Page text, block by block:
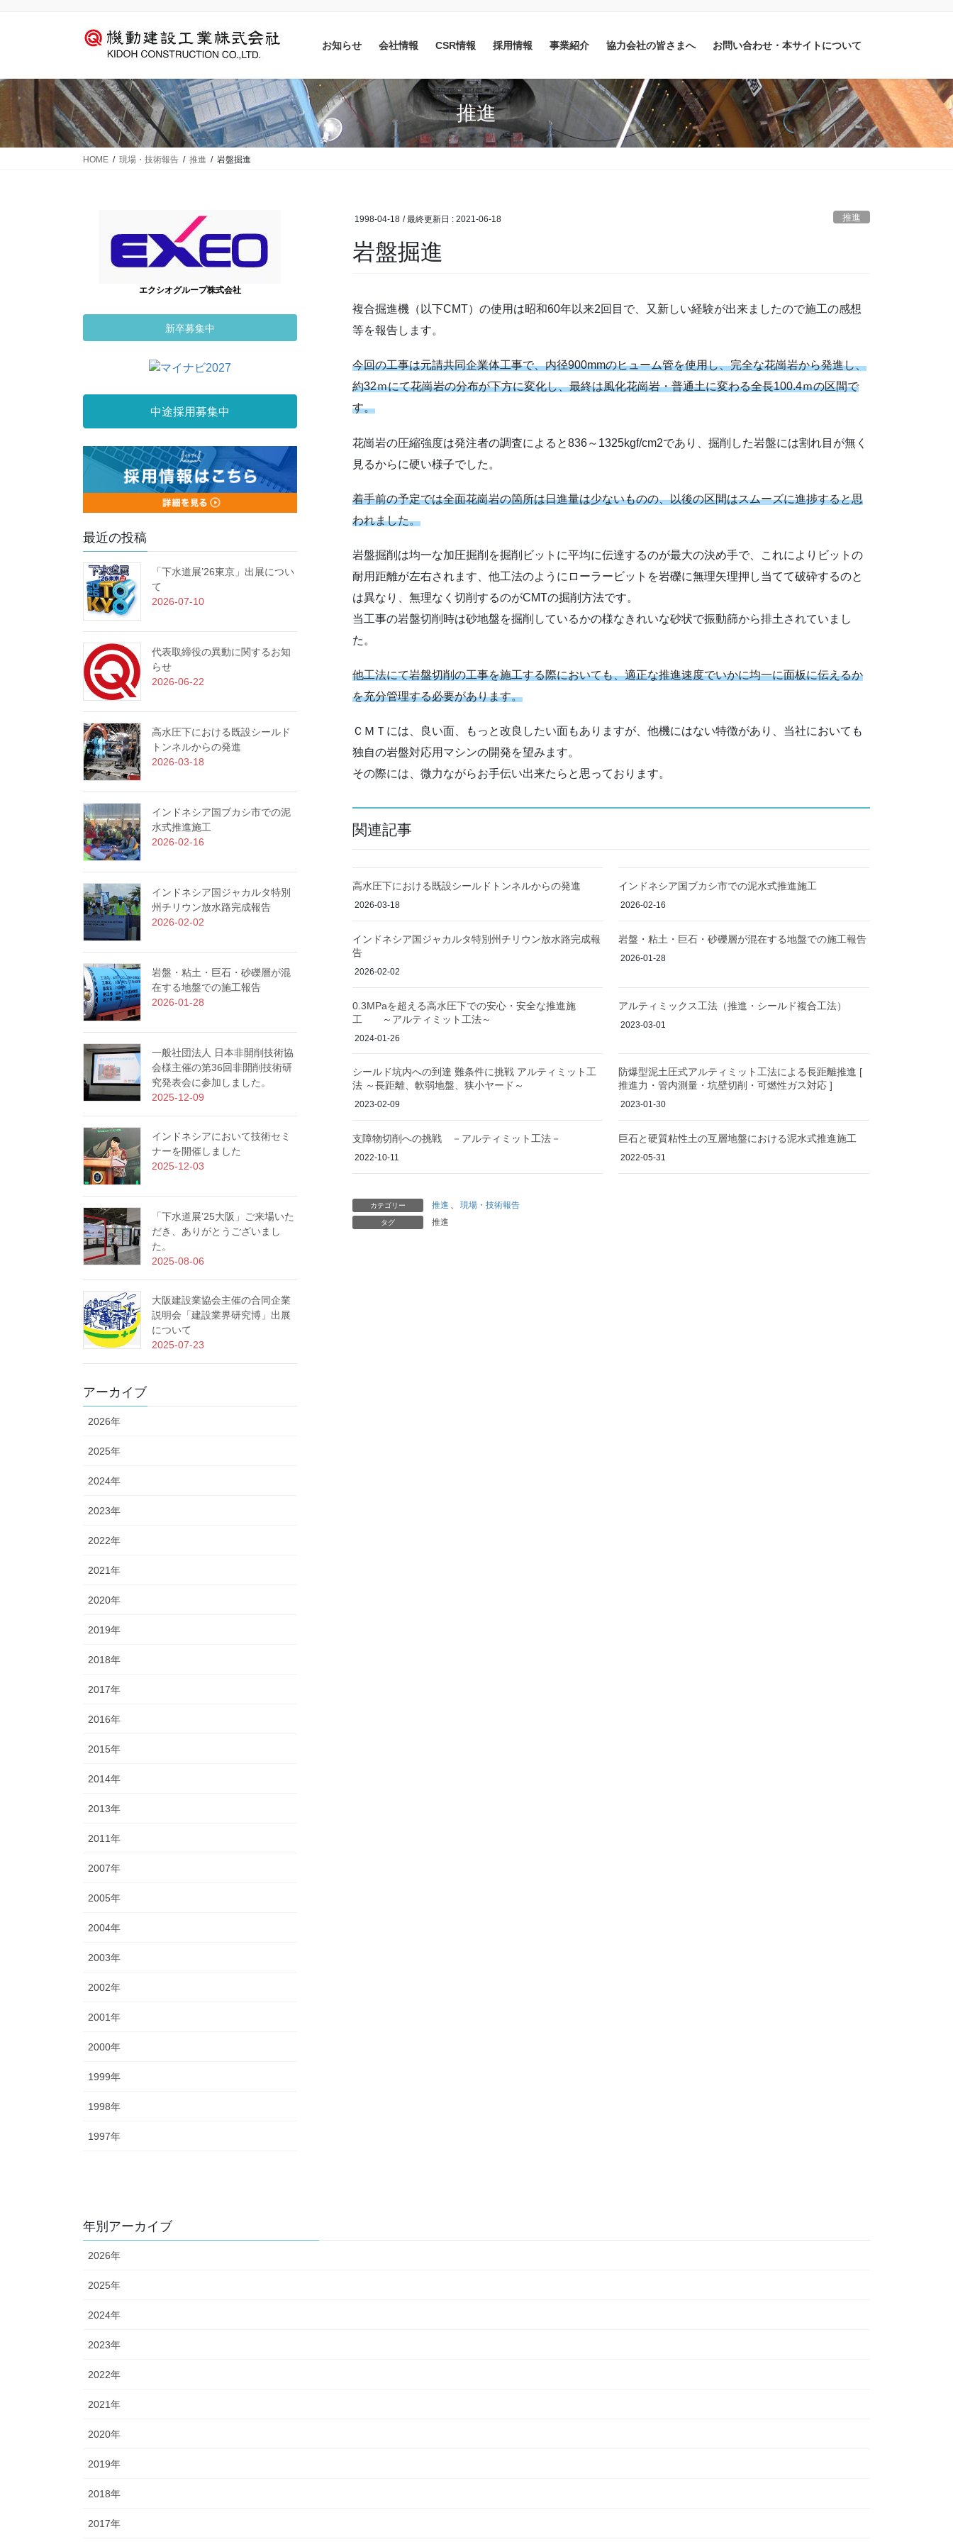
動
に
移
お知らせ 会社情報 CSR情報 採用情報 事業紹介 協力会社の皆さまへ お問い合わせ・本サイトについて
推進
HOME 現場・技術報告 推進 岩盤掘進
1998-04-18 / 最終更新日 : 2021-06-18 推進
岩盤掘進
複合掘進機（以下CMT）の使用は昭和60年以来2回目で、又新しい経験が出来ましたので施工の感想
等を報告します。
今回の工事は元請共同企業体工事で、内径900mmのヒューム管を使用し、完全な花崗岩から発進し、
約32ｍにて花崗岩の分布が下方に変化し、最終は風化花崗岩・普通土に変わる全長100.4ｍの区間で
す。
花崗岩の圧縮強度は発注者の調査によると836～1325kgf/cm2であり、掘削した岩盤には割れ目が無く
見るからに硬い様子でした。
着手前の予定では全面花崗岩の箇所は日進量は少ないものの、以後の区間はスムーズに進捗すると思
われました。
岩盤掘削は均一な加圧掘削を掘削ビットに平均に伝達するのが最大の決め手で、これによりビットの
耐用距離が左右されます、他工法のようにローラービットを岩礫に無理矢理押し当てて破砕するのと
は異なり、無理なく切削するのがCMTの掘削方法です。
当工事の岩盤切削時は砂地盤を掘削しているかの様なきれいな砂状で振動篩から排土されていまし
た。
他工法にて岩盤切削の工事を施工する際においても、適正な推進速度でいかに均一に面板に伝えるか
を充分管理する必要があります。
ＣＭＴには、良い面、もっと改良したい面もありますが、他機にはない特徴があり、当社においても
独自の岩盤対応用マシンの開発を望みます。
その際には、微力ながらお手伝い出来たらと思っております。
関連記事
高水圧下における既設シールドトンネルからの発進
2026-03-18
インドネシア国ブカシ市での泥水式推進施工
2026-02-16
インドネシア国ジャカルタ特別州チリウン放水路完成報
告
2026-02-02
岩盤・粘土・巨石・砂礫層が混在する地盤での施工報告
2026-01-28
0.3MPaを超える高水圧下での安心・安全な推進施
工 ～アルティミット工法～
2024-01-26
アルティミックス工法（推進・シールド複合工法）
2023-03-01
シールド坑内への到達 難条件に挑戦 アルティミット工
法 ～長距離、軟弱地盤、狭小ヤード～
2023-02-09
防爆型泥土圧式アルティミット工法による長距離推進 [
推進力・管内測量・坑壁切削・可燃性ガス対応 ]
2023-01-30
支障物切削への挑戦 －アルティミット工法－
2022-10-11
巨石と硬質粘性土の互層地盤における泥水式推進施工
2022-05-31
カテゴリー 推進 、 現場・技術報告
タグ 推進
エクシオグループ株式会社
新卒募集中
中途採用募集中
最近の投稿
「下水道展’26東京」出展につい
て
2026-07-10
代表取締役の異動に関するお知
らせ
2026-06-22
高水圧下における既設シールド
トンネルからの発進
2026-03-18
インドネシア国ブカシ市での泥
水式推進施工
2026-02-16
インドネシア国ジャカルタ特別
州チリウン放水路完成報告
2026-02-02
岩盤・粘土・巨石・砂礫層が混
在する地盤での施工報告
2026-01-28
一般社団法人 日本非開削技術協
会様主催の第36回非開削技術研
究発表会に参加しました。
2025-12-09
インドネシアにおいて技術セミ
ナーを開催しました
2025-12-03
「下水道展’25大阪」ご来場いた
だき、ありがとうございまし
た。
2025-08-06
大阪建設業協会主催の合同企業
説明会「建設業界研究博」出展
について
2025-07-23
アーカイブ
2026年
2025年
2024年
2023年
2022年
2021年
2020年
2019年
2018年
2017年
2016年
2015年
2014年
2013年
2011年
2007年
2005年
2004年
2003年
2002年
2001年
2000年
1999年
1998年
1997年
年別アーカイブ
2026年
2025年
2024年
2023年
2022年
2021年
2020年
2019年
2018年
2017年